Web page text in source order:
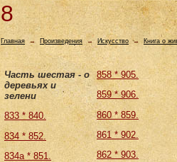
8
Главная→ Произведения → Искусство → Книга о
Часть шестая - о
деревьях и
зелени
833 * 840.
834 * 852.
834а * 851.
858 * 905.
859 * 906.
860 * 859.
861 * 902.
862 * 903.